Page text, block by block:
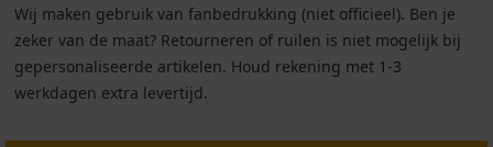
Wij maken gebruik van fanbedrukking (niet officieel). Ben je
zeker van de maat? Retourneren of ruilen is niet mogelijk bij
gepersonaliseerde artikelen. Houd rekening met 1-3
werkdagen extra levertijd.
Algemene voorwaarden